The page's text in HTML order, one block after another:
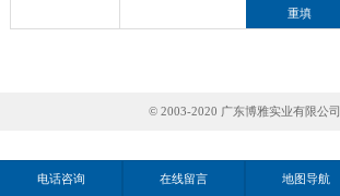
© 2003-2020 广东博雅实业有限公司
电话咨询 在线留言 地图导航